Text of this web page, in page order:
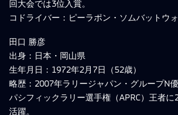
回大会では3位入賞。
コドライバー：ピーラポン・ソムバットウォ
田口 勝彦
出身：日本・岡山県
生年月日：1972年2月7日（52歳）
略歴：2007年ラリージャパン・グループN
パシフィックラリー選手権（APRC）王者に
活躍。